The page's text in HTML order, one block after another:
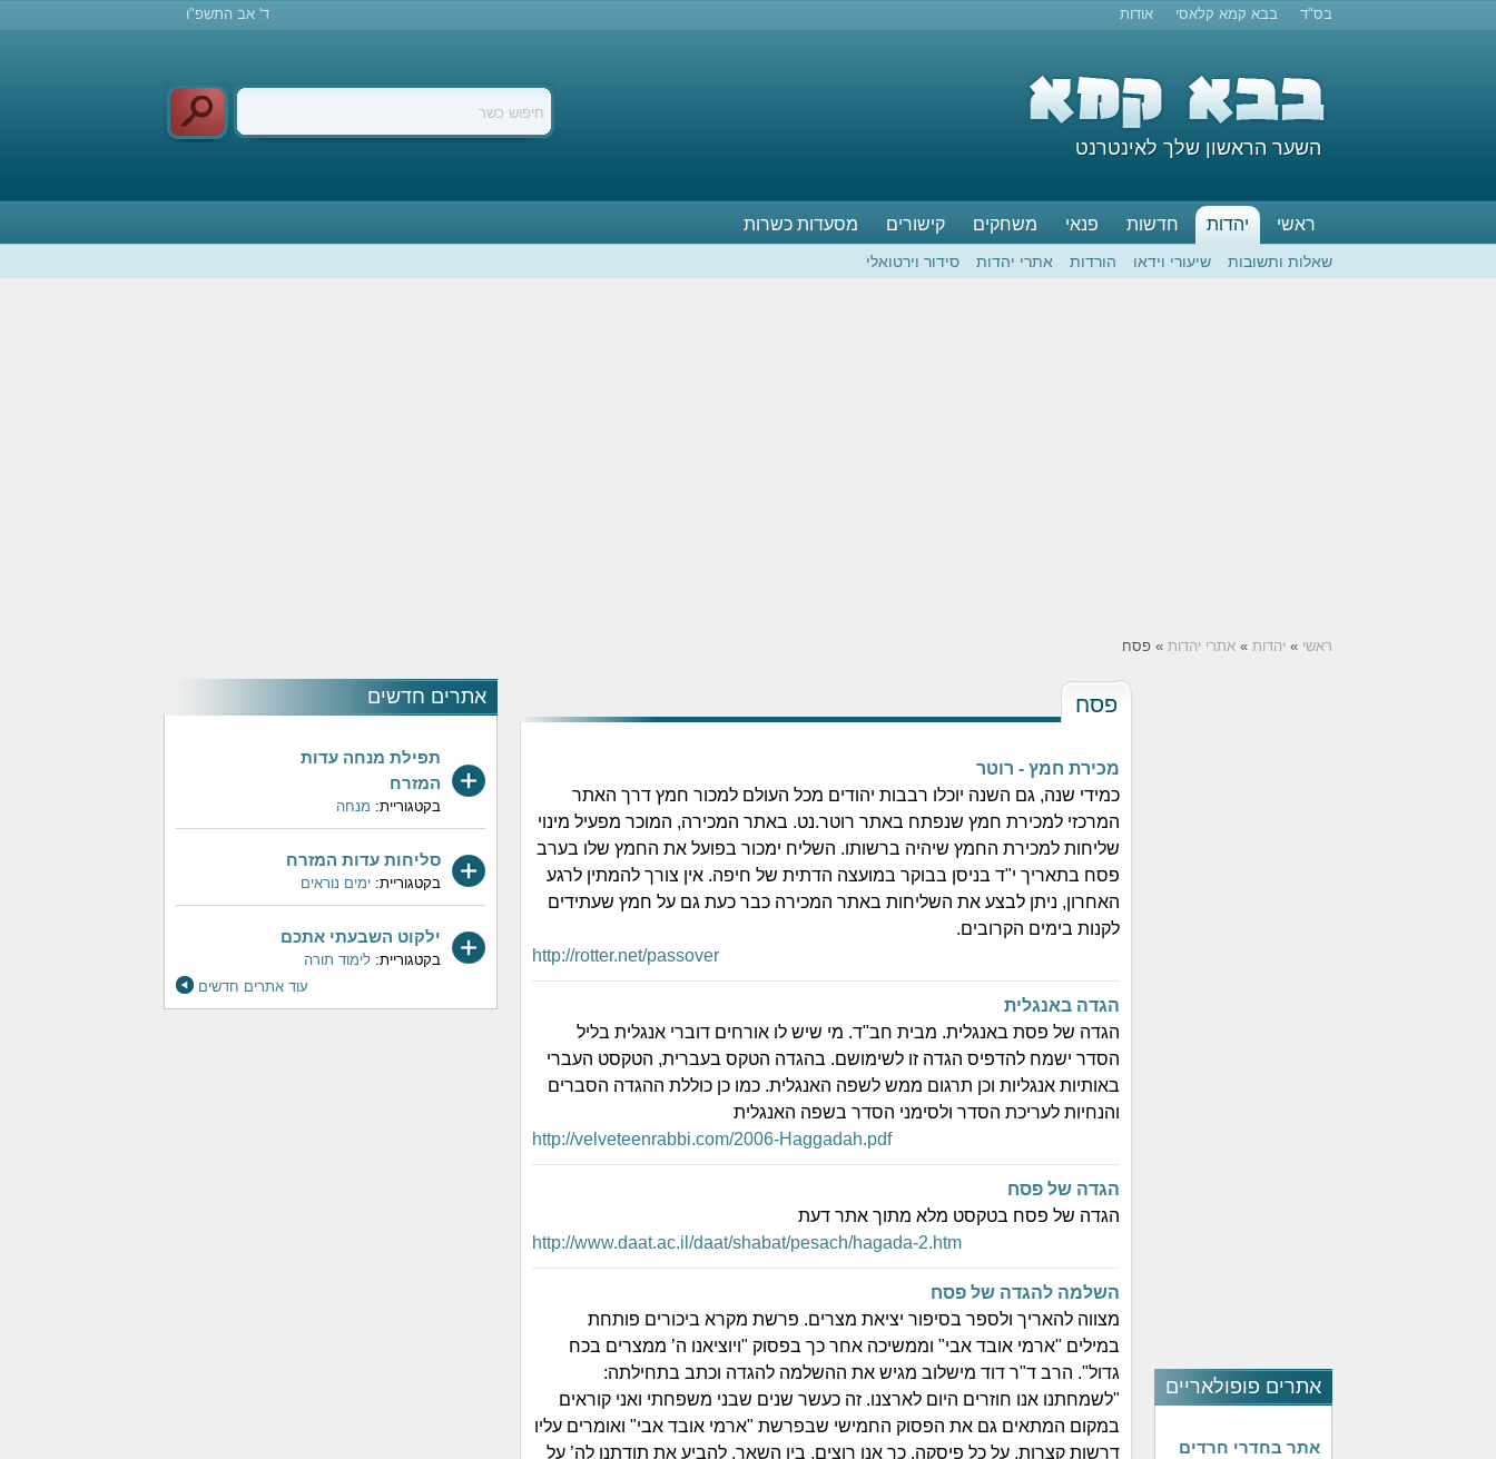
בס"ד בבא קמא קלאסי אודות ד' אב התשפ"ו
השער הראשון שלך לאינטרנט
ראשי יהדות חדשות פנאי משחקים קישורים מסעדות כשרות
שאלות ותשובות שיעורי וידאו הורדות אתרי יהדות סידור וירטואלי
ראשי » יהדות » אתרי יהדות » פסח
אתרים פופולאריים
אתר בחדרי חרדים
אתרים חדשים
תפילת מנחה עדות
המזרח
בקטגוריית: מנחה
סליחות עדות המזרח
בקטגוריית: ימים נוראים
ילקוט השבעתי אתכם
בקטגוריית: לימוד תורה
עוד אתרים חדשים
פסח
מכירת חמץ - רוטר
כמידי שנה, גם השנה יוכלו רבבות יהודים מכל העולם למכור חמץ דרך האתר
המרכזי למכירת חמץ שנפתח באתר רוטר.נט. באתר המכירה, המוכר מפעיל מינוי
שליחות למכירת החמץ שיהיה ברשותו. השליח ימכור בפועל את החמץ שלו בערב
פסח בתאריך י"ד בניסן בבוקר במועצה הדתית של חיפה. אין צורך להמתין לרגע
האחרון, ניתן לבצע את השליחות באתר המכירה כבר כעת גם על חמץ שעתידים
לקנות בימים הקרובים.
http://rotter.net/passover
הגדה באנגלית
הגדה של פסת באנגלית. מבית חב"ד. מי שיש לו אורחים דוברי אנגלית בליל
הסדר ישמח להדפיס הגדה זו לשימושם. בהגדה הטקס בעברית, הטקסט העברי
באותיות אנגליות וכן תרגום ממש לשפה האנגלית. כמו כן כוללת ההגדה הסברים
והנחיות לעריכת הסדר ולסימני הסדר בשפה האנגלית
http://velveteenrabbi.com/2006-Haggadah.pdf
הגדה של פסח
הגדה של פסח בטקסט מלא מתוך אתר דעת
http://www.daat.ac.il/daat/shabat/pesach/hagada-2.htm
השלמה להגדה של פסח
מצווה להאריך ולספר בסיפור יציאת מצרים. פרשת מקרא ביכורים פותחת
במילים "ארמי אובד אבי" וממשיכה אחר כך בפסוק "ויוציאנו ה’ ממצרים בכח
גדול". הרב ד"ר דוד מישלוב מגיש את ההשלמה להגדה וכתב בתחילתה:
"לשמחתנו אנו חוזרים היום לארצנו. זה כעשר שנים שבני משפחתי ואני קוראים
במקום המתאים גם את הפסוק החמישי שבפרשת "ארמי אובד אבי" ואומרים עליו
דרשות קצרות, על כל פיסקה. כך אנו רוצים, בין השאר, להביע את תודתנו לה’ על